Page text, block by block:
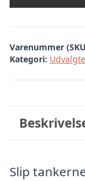
Varenummer
Kategori:
Slip